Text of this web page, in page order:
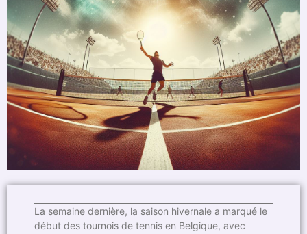
La semaine dernière, la saison hivernale a marqué le
début des tournois de tennis en Belgique, avec